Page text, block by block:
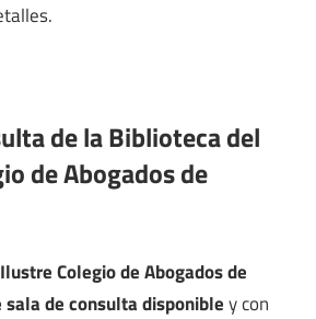
de la Biblioteca del
de Abogados de
Colegio de Abogados de
sala de consulta disponibley con